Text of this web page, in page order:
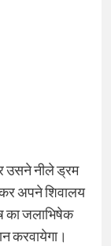
उसने नीले ड्रम
अपने शिवालय
का जलाभिषेक
करवायेगा।